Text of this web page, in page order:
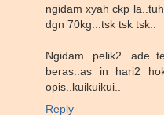
ngidam xyah ckp
dgn 70kg...tsk tsk tsk..
Ngidam pelik2
beras..as in hari2
opis..kuikuikui..
Reply